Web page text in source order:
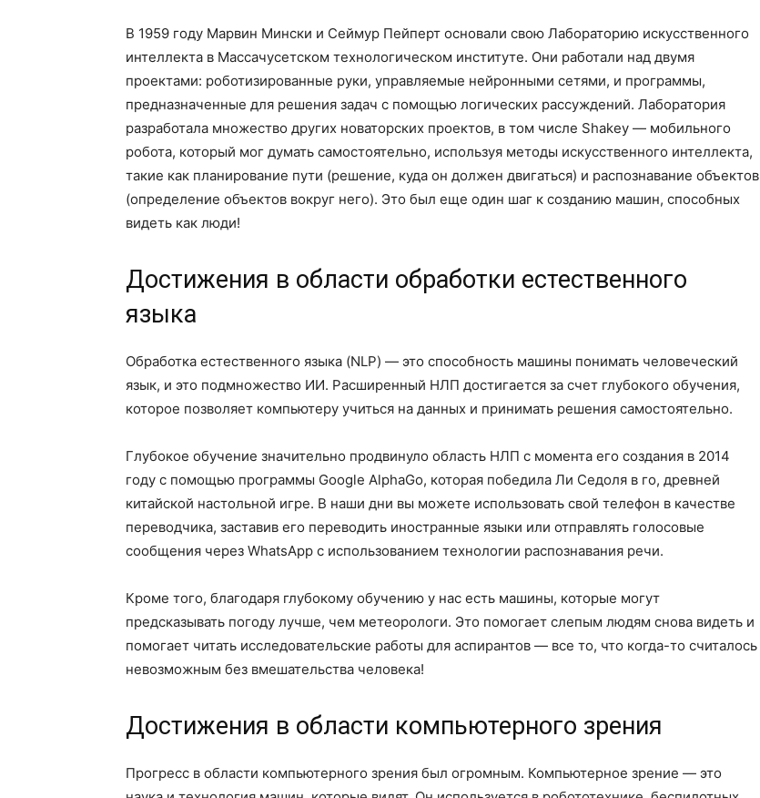
В 1959 году Марвин Мински и Сеймур Пейперт основали свою Лабораторию искусственного
интеллекта в Массачусетском технологическом институте. Они работали над двумя
проектами: роботизированные руки, управляемые нейронными сетями, и программы,
предназначенные для решения задач с помощью логических рассуждений. Лаборатория
разработала множество других новаторских проектов, в том числе Shakey — мобильного
робота, который мог думать самостоятельно, используя методы искусственного интеллекта,
такие как планирование пути (решение, куда он должен двигаться) и распознавание объектов
(определение объектов вокруг него). Это был еще один шаг к созданию машин, способных
видеть как люди!
Достижения в области обработки естественного
языка
Обработка естественного языка (NLP) — это способность машины понимать человеческий
язык, и это подмножество ИИ. Расширенный НЛП достигается за счет глубокого обучения,
которое позволяет компьютеру учиться на данных и принимать решения самостоятельно.
Глубокое обучение значительно продвинуло область НЛП с момента его создания в 2014
году с помощью программы Google AlphaGo, которая победила Ли Седоля в го, древней
китайской настольной игре. В наши дни вы можете использовать свой телефон в качестве
переводчика, заставив его переводить иностранные языки или отправлять голосовые
сообщения через WhatsApp с использованием технологии распознавания речи.
Кроме того, благодаря глубокому обучению у нас есть машины, которые могут
предсказывать погоду лучше, чем метеорологи. Это помогает слепым людям снова видеть и
помогает читать исследовательские работы для аспирантов — все то, что когда-то считалось
невозможным без вмешательства человека!
Достижения в области компьютерного зрения
Прогресс в области компьютерного зрения был огромным. Компьютерное зрение — это